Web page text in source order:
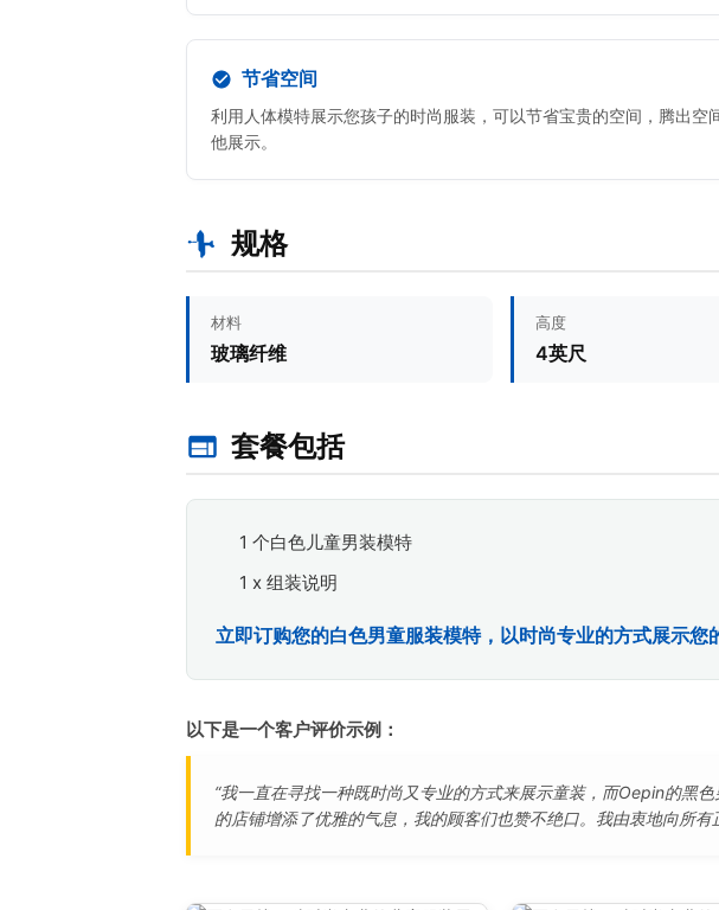
节省空间
利用人体模特展示您孩子的时尚服装，可以节省宝贵的空间，腾出空
他展示。
规格
材料
玻璃纤维
高度
4英尺
套餐包括
1 个白色儿童男装模特
1 x 组装说明
立即订购您的白色男童服装模特，以时尚专业的方式展示您
以下是一个客户评价示例：
“我一直在寻找一种既时尚又专业的方式来展示童装，而Oepin的黑
的店铺增添了优雅的气息，我的顾客们也赞不绝口。我由衷地向所